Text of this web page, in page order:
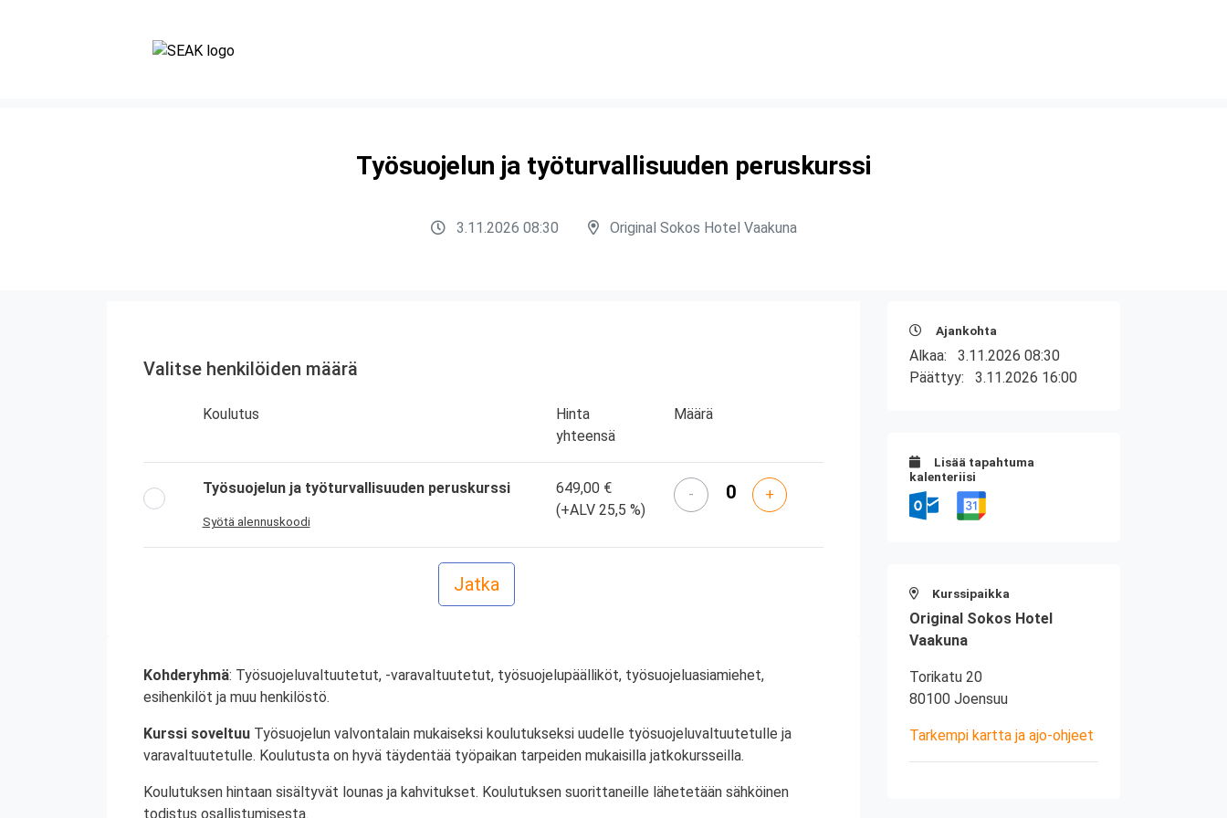
Työsuojelun ja työturvallisuuden peruskurssi
3.11.2026 08:30 Original Sokos Hotel Vaakuna
Valitse henkilöiden määrä
Koulutus
Hinta
yhteensä
Määrä
Työsuojelun ja työturvallisuuden peruskurssi
Syötä alennuskoodi
649,00 €
(+ALV 25,5 %)
- +
Kohderyhmä: Työsuojeluvaltuutetut, -varavaltuutetut, työsuojelupäälliköt, työsuojeluasiamiehet,
esihenkilöt ja muu henkilöstö.
Kurssi soveltuu Työsuojelun valvontalain mukaiseksi koulutukseksi uudelle työsuojeluvaltuutetulle ja
varavaltuutetulle. Koulutusta on hyvä täydentää työpaikan tarpeiden mukaisilla jatkokursseilla.
Koulutuksen hintaan sisältyvät lounas ja kahvitukset. Koulutuksen suorittaneille lähetetään sähköinen
todistus osallistumisesta.
Ajankohta
Alkaa: 3.11.2026 08:30
Päättyy: 3.11.2026 16:00
Lisää tapahtuma
kalenteriisi
Kurssipaikka
Original Sokos Hotel
Vaakuna
Torikatu 20
80100 Joensuu
Tarkempi kartta ja ajo-ohjeet